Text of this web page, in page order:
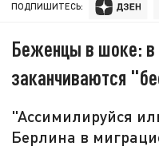
ПОДПИШИТЕСЬ:
Беженцы в шоке: в
заканчиваются
"Ассимилируйся
Берлина в